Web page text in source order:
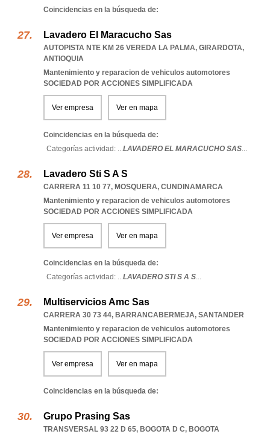
Coincidencias en la búsqueda de:
Lavadero El Maracucho Sas
AUTOPISTA NTE KM 26 VEREDA LA PALMA, GIRARDOTA,
ANTIOQUIA
Mantenimiento y reparacion de vehiculos automotores
SOCIEDAD POR ACCIONES SIMPLIFICADA
Ver empresa Ver en mapa
Coincidencias en la búsqueda de:
Categorías actividad: ...LAVADERO EL MARACUCHO SAS...
Lavadero Sti S A S
CARRERA 11 10 77, MOSQUERA, CUNDINAMARCA
Mantenimiento y reparacion de vehiculos automotores
SOCIEDAD POR ACCIONES SIMPLIFICADA
Ver empresa Ver en mapa
Coincidencias en la búsqueda de:
Categorías actividad: ...LAVADERO STI S A S...
Multiservicios Amc Sas
CARRERA 30 73 44, BARRANCABERMEJA, SANTANDER
Mantenimiento y reparacion de vehiculos automotores
SOCIEDAD POR ACCIONES SIMPLIFICADA
Ver empresa Ver en mapa
Coincidencias en la búsqueda de:
Grupo Prasing Sas
TRANSVERSAL 93 22 D 65, BOGOTA D C, BOGOTA